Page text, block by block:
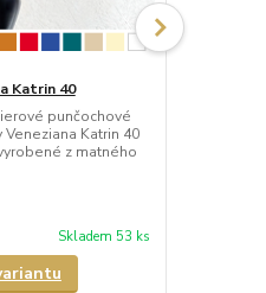
Katrin 40
punčochové
Katrin 40
z matného
Skladem 53 ks